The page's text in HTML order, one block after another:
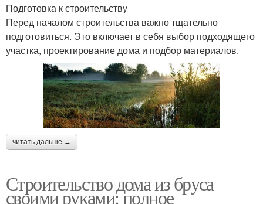
Подготовка к строительству
Перед началом строительства важно тщательно
подготовиться. Это включает в себя выбор подходящего
участка, проектирование дома и подбор материалов.
читать дальше →
Строительство дома из бруса
своими руками: полное